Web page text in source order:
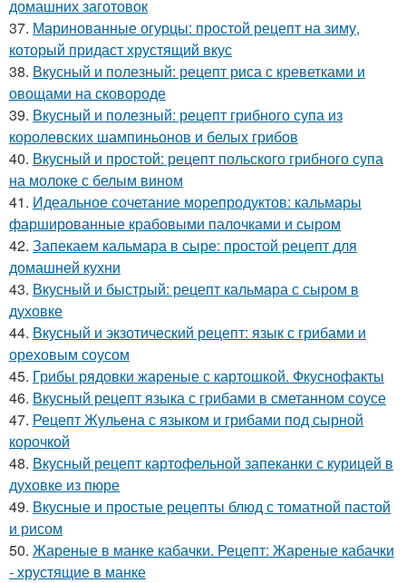
домашних заготовок
37. Маринованные огурцы: простой рецепт на зиму,
который придаст хрустящий вкус
38. Вкусный и полезный: рецепт риса с креветками и
овощами на сковороде
39. Вкусный и полезный: рецепт грибного супа из
королевских шампиньонов и белых грибов
40. Вкусный и простой: рецепт польского грибного супа
на молоке с белым вином
41. Идеальное сочетание морепродуктов: кальмары
фаршированные крабовыми палочками и сыром
42. Запекаем кальмара в сыре: простой рецепт для
домашней кухни
43. Вкусный и быстрый: рецепт кальмара с сыром в
духовке
44. Вкусный и экзотический рецепт: язык с грибами и
ореховым соусом
45. Грибы рядовки жареные с картошкой. Фкуснофакты
46. Вкусный рецепт языка с грибами в сметанном соусе
47. Рецепт Жульена с языком и грибами под сырной
корочкой
48. Вкусный рецепт картофельной запеканки с курицей в
духовке из пюре
49. Вкусные и простые рецепты блюд с томатной пастой
и рисом
50. Жареные в манке кабачки. Рецепт: Жареные кабачки
- хрустящие в манке